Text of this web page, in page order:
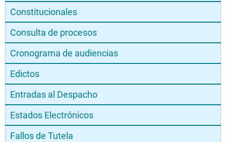
Constitucionales
Consulta de procesos
Cronograma de audiencias
Edictos
Entradas al Despacho
Estados Electrónicos
Fallos de Tutela